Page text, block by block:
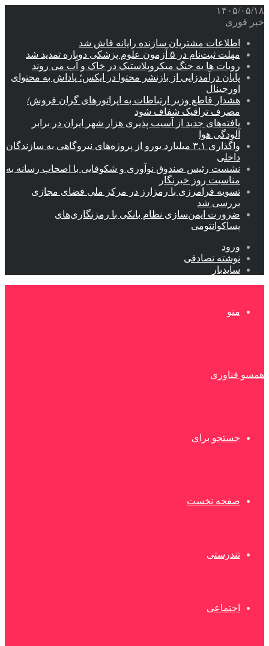
۱۴۰۵/۰۵/۱۸
خبر فوری
اطلاعات مشتریان سازنده رایانه فاش شد
مهلت ثبت‌نام در ۵ آزمون علوم پزشکی دوباره تمدید شد
روبات ها به جنگ میکروپلاستیک در خاک و آب می روند
پایان درآمدزایی از بازنشر محتوا در ایکس؛ پاداش به محتوای
اورجینال
هشدار قاطع وزیر ارتباطات به اپراتورهای گران فروش/
مصرف ترافیک شفاف شود
یافته‌های جدید از آسیب پذیری هزار شهر ایران در برابر
آلودگی هوا
واگذاری ۳.۱ میلیارد یورو از پروژه‌های نیروگاهی به سازندگان
داخلی
نشست رئیس صندوق نوآوری و شکوفایی با اصحاب رسانه به
مناسبت روز خبرنگار
تسویه فرامرزی با رمزارز در مرکز ملی فضای مجازی
بررسی شد
ضرورت ایمن‌سازی نظام بانکی با رمزنگاری‌های
پساکوانتومی
ورود
نوشته تصادفی
سایدبار
منو
همسو فناوری
جستجو برای
صفحه نخست
تندرستی
اجتماعی